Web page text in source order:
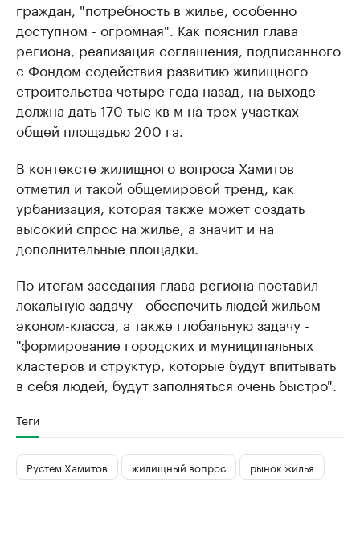
граждан, "потребность в жилье, особенно
доступном - огромная". Как пояснил глава
региона, реализация соглашения, подписанного
с Фондом содействия развитию жилищного
строительства четыре года назад, на выходе
должна дать 170 тыс кв м на трех участках
общей площадью 200 га.
В контексте жилищного вопроса Хамитов
отметил и такой общемировой тренд, как
урбанизация, которая также может создать
высокий спрос на жилье, а значит и на
дополнительные площадки.
По итогам заседания глава региона поставил
локальную задачу - обеспечить людей жильем
эконом-класса, а также глобальную задачу -
"формирование городских и муниципальных
кластеров и структур, которые будут впитывать
в себя людей, будут заполняться очень быстро".
Теги
Рустем Хамитов жилищный вопрос рынок жилья